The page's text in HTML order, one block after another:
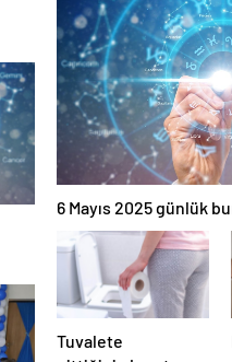
çalışmalarla tarih
yazıyoruz
6 Mayıs 2025 günlük
Tuvalete